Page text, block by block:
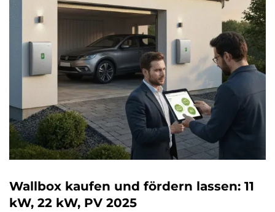
Wallbox kaufen und fördern lassen: 11
kW, 22 kW, PV 2025